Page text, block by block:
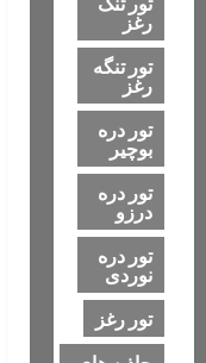
رغز
تور تنگه
رغز
تور دره
بوچیر
تور دره
درزو
تور دره
نوردی
تور رغز